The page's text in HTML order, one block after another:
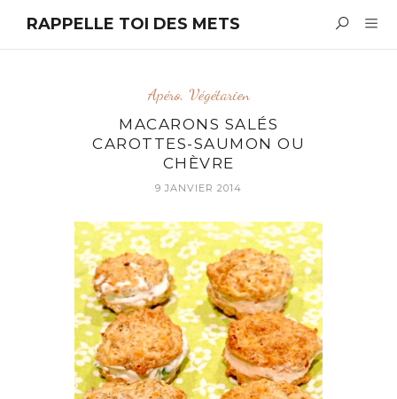
RAPPELLE TOI DES METS
Apéro, Végétarien
MACARONS SALÉS
CAROTTES-SAUMON OU
CHÈVRE
9 JANVIER 2014